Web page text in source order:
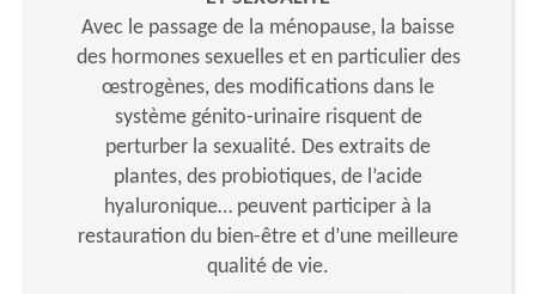
Avec le passage de la ménopause, la baisse
des hormones sexuelles et en particulier des
œstrogènes, des modifications dans le
système génito-urinaire risquent de
perturber la sexualité. Des extraits de
plantes, des probiotiques, de l’acide
hyaluronique… peuvent participer à la
restauration du bien-être et d’une meilleure
qualité de vie.